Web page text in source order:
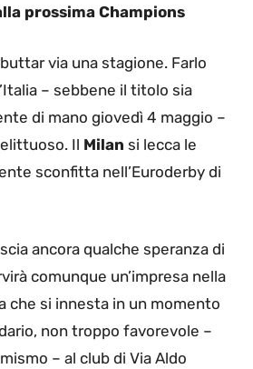
prossima Champions
via una stagione. Farlo
– sebbene il titolo sia
di mano giovedì 4 maggio –
Il Milan si lecca le
sconfitta nell’Euroderby di
ancora qualche speranza di
comunque un’impresa nella
che si innesta in un momento
non troppo favorevole –
– al club di Via Aldo